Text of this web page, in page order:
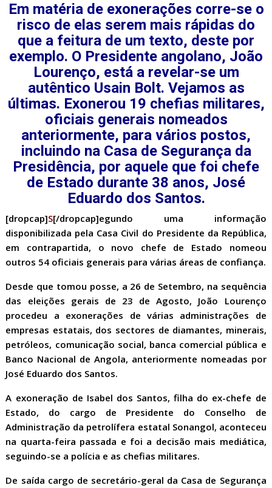
Em matéria de exonerações corre-se o
risco de elas serem mais rápidas do
que a feitura de um texto, deste por
exemplo. O Presidente angolano, João
Lourenço, está a revelar-se um
autêntico Usain Bolt. Vejamos as
últimas. Exonerou 19 chefias militares,
oficiais generais nomeados
anteriormente, para vários postos,
incluindo na Casa de Segurança da
Presidência, por aquele que foi chefe
de Estado durante 38 anos, José
Eduardo dos Santos.
[dropcap]S[/dropcap]egundo uma informação
disponibilizada pela Casa Civil do Presidente da República,
em contrapartida, o novo chefe de Estado nomeou
outros 54 oficiais generais para várias áreas de confiança.
Desde que tomou posse, a 26 de Setembro, na sequência
das eleições gerais de 23 de Agosto, João Lourenço
procedeu a exonerações de várias administrações de
empresas estatais, dos sectores de diamantes, minerais,
petróleos, comunicação social, banca comercial pública e
Banco Nacional de Angola, anteriormente nomeadas por
José Eduardo dos Santos.
A exoneração de Isabel dos Santos, filha do ex-chefe de
Estado, do cargo de Presidente do Conselho de
Administração da petrolífera estatal Sonangol, aconteceu
na quarta-feira passada e foi a decisão mais mediática,
seguindo-se a polícia e as chefias militares.
De saída cargo de secretário-geral da Casa de Segurança